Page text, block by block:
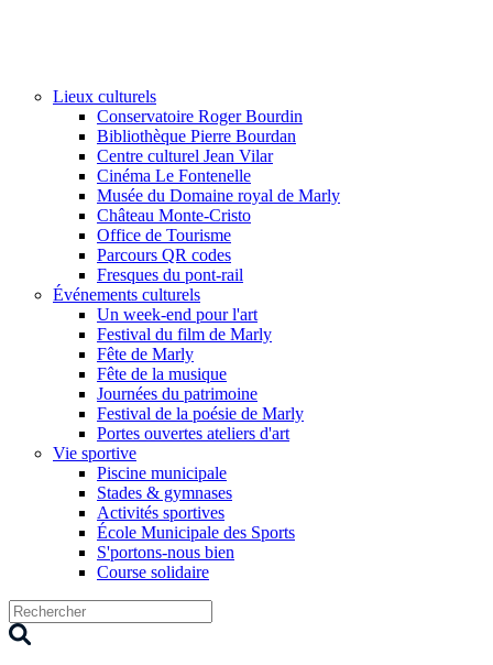
Lieux culturels
Conservatoire Roger Bourdin
Bibliothèque Pierre Bourdan
Centre culturel Jean Vilar
Cinéma Le Fontenelle
Musée du Domaine royal de Marly
Château Monte-Cristo
Office de Tourisme
Parcours QR codes
Fresques du pont-rail
Événements culturels
Un week-end pour l'art
Festival du film de Marly
Fête de Marly
Fête de la musique
Journées du patrimoine
Festival de la poésie de Marly
Portes ouvertes ateliers d'art
Vie sportive
Piscine municipale
Stades & gymnases
Activités sportives
École Municipale des Sports
S'portons-nous bien
Course solidaire